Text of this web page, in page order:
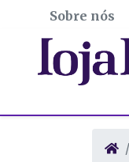
Sobre nós